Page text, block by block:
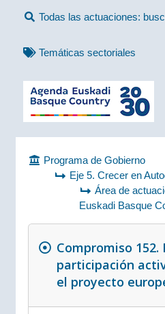
Todas las actuaciones:
Temáticas sectoriales
Programa de Gobierno
Eje 5. Crecer en
Área de
Euskadi Basque
Compromiso 152.
participación
el proyecto